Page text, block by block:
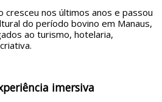
cresceu nos últimos anos e passou
do período bovino em Manaus,
ao turismo, hotelaria,
imersiva